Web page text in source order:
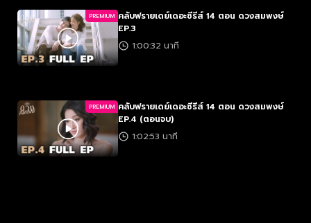
PREMIUM คลับฟรายเดย์เดอะซีรีส์ 14 ตอน ดวงสมพงษ์
EP.3
1:00:32 นาที
PREMIUM คลับฟรายเดย์เดอะซีรีส์ 14 ตอน ดวงสมพงษ์
EP.4 (ตอนจบ)
1:02:53 นาที